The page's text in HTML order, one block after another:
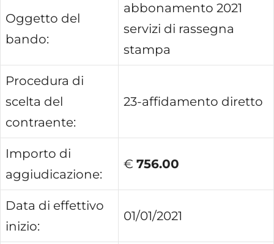
Oggetto del
bando:
abbonamento 2021
servizi di rassegna
stampa
Procedura di
scelta del
contraente:
23-affidamento diretto
Importo di
aggiudicazione:
€ 756.00
Data di effettivo
inizio:
01/01/2021